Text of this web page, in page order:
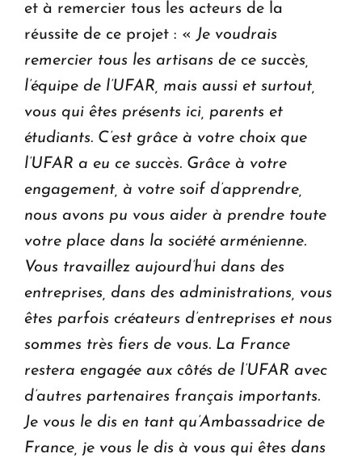
et à remercier tous les acteurs de la
réussite de ce projet : « Je voudrais
remercier tous les artisans de ce succès,
l’équipe de l’UFAR, mais aussi et surtout,
vous qui êtes présents ici, parents et
étudiants. C’est grâce à votre choix que
l’UFAR a eu ce succès. Grâce à votre
engagement, à votre soif d’apprendre,
nous avons pu vous aider à prendre toute
votre place dans la société arménienne.
Vous travaillez aujourd’hui dans des
entreprises, dans des administrations, vous
êtes parfois créateurs d’entreprises et nous
sommes très fiers de vous. La France
restera engagée aux côtés de l’UFAR avec
d’autres partenaires français importants.
Je vous le dis en tant qu’Ambassadrice de
France, je vous le dis à vous qui êtes dans